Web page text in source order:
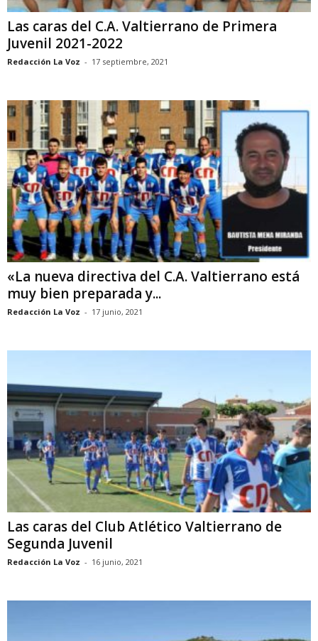
Las caras del C.A. Valtierrano de Primera
Juvenil 2021-2022
Redacción La Voz - 17 septiembre, 2021
«La nueva directiva del C.A. Valtierrano está
muy bien preparada y...
Redacción La Voz - 17 junio, 2021
Las caras del Club Atlético Valtierrano de
Segunda Juvenil
Redacción La Voz - 16 junio, 2021